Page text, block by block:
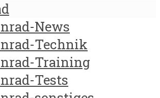
News
Technik
Training
Tests